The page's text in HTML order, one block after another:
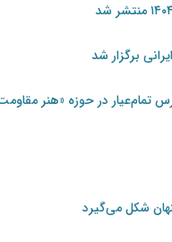
برگزار شد
در حوزه «هنر مقاومت»
شکل می‌گیرد